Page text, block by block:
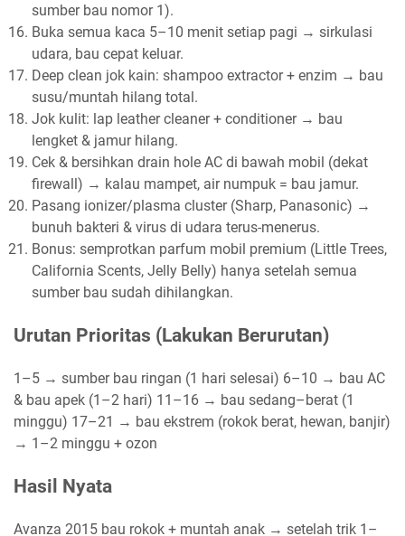
sumber bau nomor 1).
Buka semua kaca 5–10 menit setiap pagi → sirkulasi
udara, bau cepat keluar.
Deep clean jok kain: shampoo extractor + enzim → bau
susu/muntah hilang total.
Jok kulit: lap leather cleaner + conditioner → bau
lengket & jamur hilang.
Cek & bersihkan drain hole AC di bawah mobil (dekat
firewall) → kalau mampet, air numpuk = bau jamur.
Pasang ionizer/plasma cluster (Sharp, Panasonic) →
bunuh bakteri & virus di udara terus-menerus.
Bonus: semprotkan parfum mobil premium (Little Trees,
California Scents, Jelly Belly) hanya setelah semua
sumber bau sudah dihilangkan.
Urutan Prioritas (Lakukan Berurutan)
1–5 → sumber bau ringan (1 hari selesai) 6–10 → bau AC
& bau apek (1–2 hari) 11–16 → bau sedang–berat (1
minggu) 17–21 → bau ekstrem (rokok berat, hewan, banjir)
→ 1–2 minggu + ozon
Hasil Nyata
Avanza 2015 bau rokok + muntah anak → setelah trik 1–